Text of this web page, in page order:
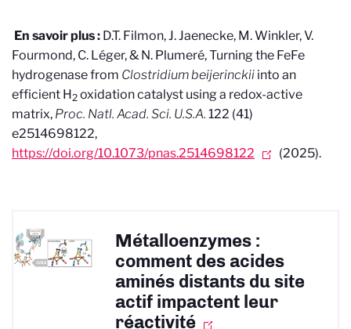
En savoir plus : D.T. Filmon, J. Jaenecke, M. Winkler, V.
Fourmond, C. Léger, & N. Plumeré,Turning the FeFe
hydrogenase from Clostridium beijerinckii into an
efficient H2 oxidation catalyst using a redox-active
matrix, Proc. Natl. Acad. Sci. U.S.A. 122 (41)
e2514698122,
https://doi.org/10.1073/pnas.2514698122
(2025).
Métalloenzymes :
comment des acides
aminés distants du site
actif impactent leur
réactivité